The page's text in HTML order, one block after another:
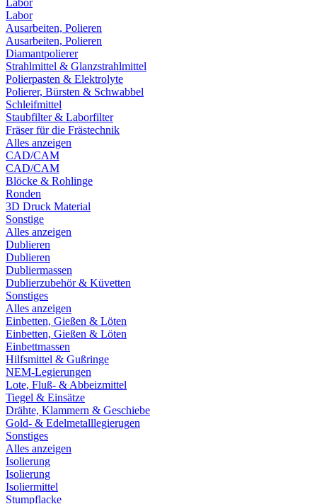
Labor
Labor
Ausarbeiten, Polieren
Ausarbeiten, Polieren
Diamantpolierer
Strahlmittel & Glanzstrahlmittel
Polierpasten & Elektrolyte
Polierer, Bürsten & Schwabbel
Schleifmittel
Staubfilter & Laborfilter
Fräser für die Frästechnik
Alles anzeigen
CAD/CAM
CAD/CAM
Blöcke & Rohlinge
Ronden
3D Druck Material
Sonstige
Alles anzeigen
Dublieren
Dublieren
Dubliermassen
Dublierzubehör & Küvetten
Sonstiges
Alles anzeigen
Einbetten, Gießen & Löten
Einbetten, Gießen & Löten
Einbettmassen
Hilfsmittel & Gußringe
NEM-Legierungen
Lote, Fluß- & Abbeizmittel
Tiegel & Einsätze
Drähte, Klammern & Geschiebe
Gold- & Edelmetalllegierugen
Sonstiges
Alles anzeigen
Isolierung
Isolierung
Isoliermittel
Stumpflacke